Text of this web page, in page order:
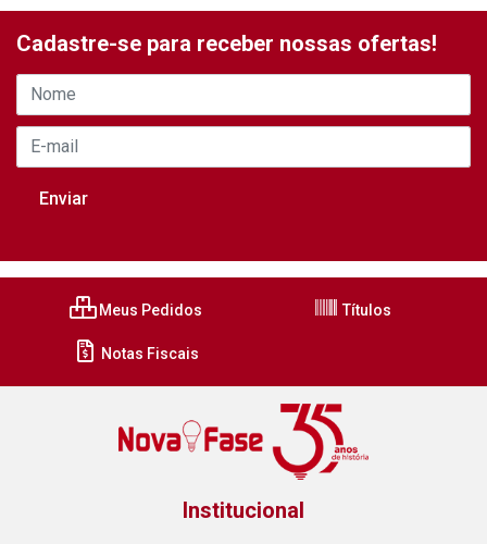
Cadastre-se para receber nossas ofertas!
Meus Pedidos Títulos
Notas Fiscais
Institucional